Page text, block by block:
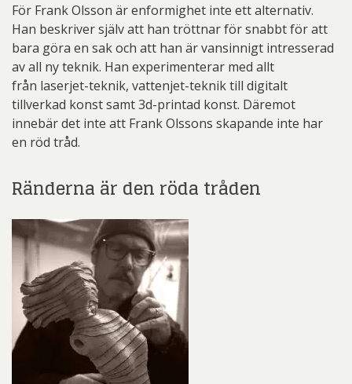
För Frank Olsson är enformighet inte ett alternativ.
Han beskriver själv att han tröttnar för snabbt för att
bara göra en sak och att han är vansinnigt intresserad
av all ny teknik. Han experimenterar med allt
från laserjet-teknik, vattenjet-teknik till digitalt
tillverkad konst samt 3d-printad konst. Däremot
innebär det inte att Frank Olssons skapande inte har
en röd tråd.
Ränderna är den röda tråden